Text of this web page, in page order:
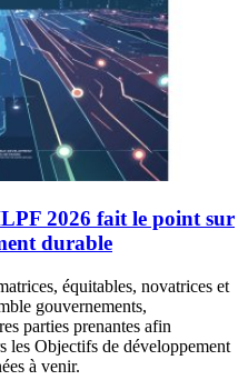
2026 fait le point sur
durable
équitables, novatrices et
gouvernements,
parties prenantes afin
les Objectifs de développement
à venir.